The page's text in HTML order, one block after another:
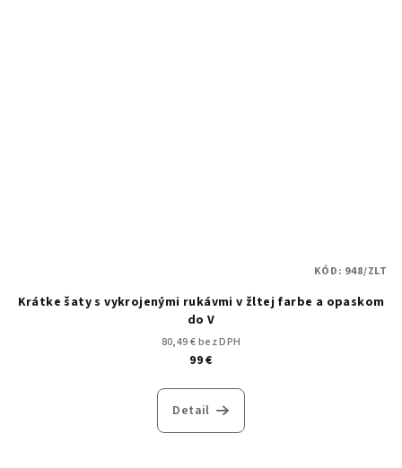
Krátke šaty s vykrojenými rukávmi v žltej farbe a opaskom
do V
80,49 € bez DPH
99 €
Detail
KÓD: 948/ZLT